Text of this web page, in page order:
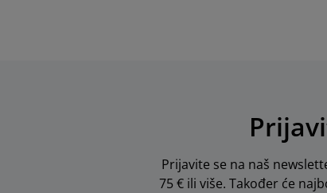
Prijavite se na naš
75 € ili više. Također će